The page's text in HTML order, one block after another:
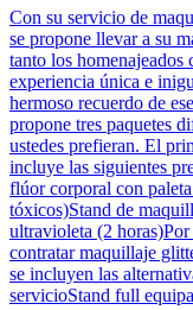
Con su servicio de
se propone llevar a su
tanto los homenajeados
experiencia única e
hermoso recuerdo de
propone tres paquetes
ustedes prefieran. El
incluye las siguientes
flúor corporal con
tóxicos)Stand de
ultravioleta (2
contratar maquillaje
se incluyen las
servicioStand full